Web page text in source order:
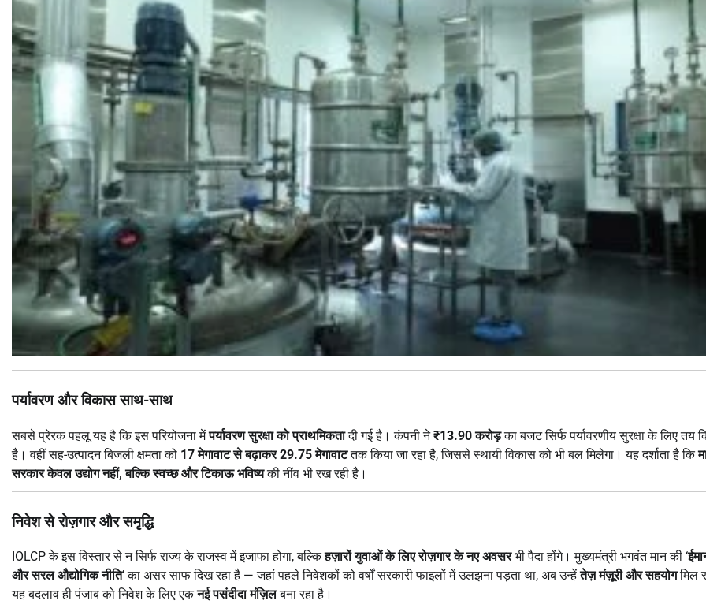
पर्यावरण और विकास साथ-साथ
सबसे प्रेरक पहलू यह है कि इस परियोजना मेंपर्यावरण सुरक्षा को प्राथमिकतादी गई है। कंपनी ने₹13.90 करोड़का बजट सिर्फ पर्यावरणीय सुरक्षा के लिए तय
है। वहीं सह-उत्पादन बिजली क्षमता को 17 मेगावाट से बढ़ाकर 29.75 मेगावाटतक किया जा रहा है, जिससे स्थायी विकास को भी बल मिलेगा। यह दर्शाता है कि
सरकार केवल उद्योग नहीं, बल्कि स्वच्छ और टिकाऊ भविष्यकी नींव भी रख रही है।
निवेश से रोज़गार और समृद्धि
IOLCP के इस विस्तार से न सिर्फ राज्य के राजस्व में इजाफा होगा, बल्किहज़ारों युवाओं के लिए रोज़गार के नए अवसरभी पैदा होंगे। मुख्यमंत्री भगवंत मान की ‘
और सरल औद्योगिक नीति’ का असर साफ दिख रहा है — जहां पहले निवेशकों को वर्षों सरकारी फाइलों में उलझना पड़ता था, अब उन्हेंतेज़ मंज़ूरी और सहयोगमिल
यह बदलाव ही पंजाब को निवेश के लिए एकनई पसंदीदा मंज़िलबना रहा है।